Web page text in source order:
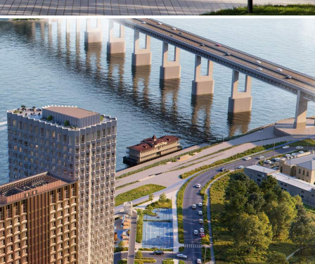
Продажа
125272 - Г. НИЖНИЙ
НОВГОРОД,
ЧЕРНИГОВСКАЯ УЛИЦА,
Д.20
Нижегородская обл
Получить контакты Посмотреть на карте
Прямая продажа от застройщика! Кладовая номер К53 общей
площадью 5.1 кв. м на -2-м этаже в ЖК
«Фордевинд»[#8353581#]
72 (+8)
Навигация